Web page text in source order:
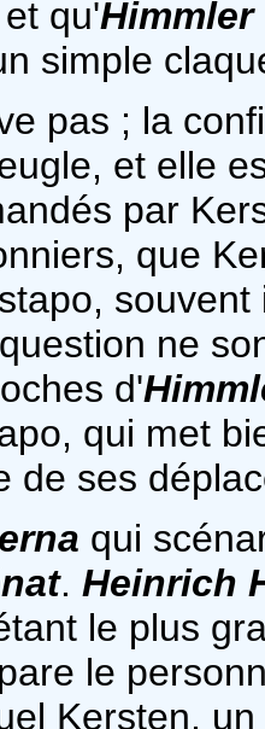
qu'Himmler
simple
pas ; la
et elle
par
que
ne
d'
qui met
de ses
qui
. Heinrich
le plus
le
Kersten,